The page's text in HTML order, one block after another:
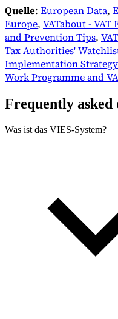
Quelle: European Data,
Europe, VATabout - VAT
and Prevention Tips,
Tax Authorities'
Implementation
Work Programme and
Frequently asked
Was ist das VIES-System?